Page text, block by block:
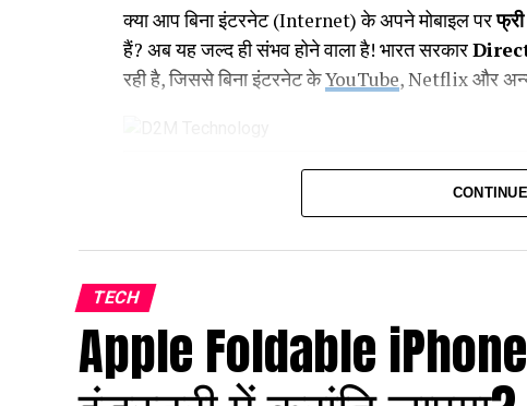
क्या आप बिना इंटरनेट (Internet) के अपने मोबाइल परफ्री
हैं? अब यह जल्द ही संभव होने वाला है! भारत सरकार
रही है, जिससे बिना इंटरनेट केYouTube, Netflix और अन्य
क्या है D2M Technology?
मोबाइल टावर और सैटेलाइट से सीधे सिग्नल मिलेंगे। यह
इसटेक्नोलॉजीके फायदे क्या-क्या होंगे
TECH
Apple Foldable